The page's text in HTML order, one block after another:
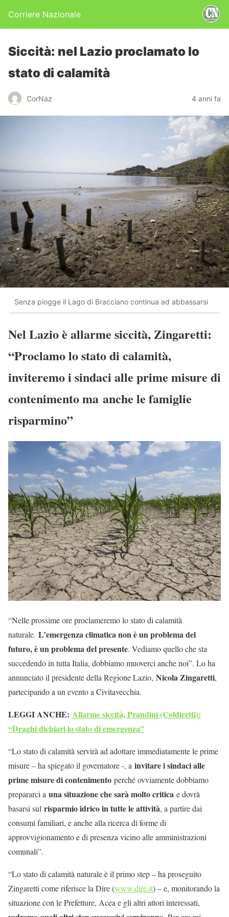
Corriere Nazionale
Siccità: nel Lazio proclamato lo
stato di calamità
CorNaz 4 anni fa
Senza piogge il Lago di Bracciano continua ad abbassarsi
Nel Lazio è allarme siccità, Zingaretti:
“Proclamo lo stato di calamità,
inviteremo i sindaci alle prime misure di
contenimento ma anche le famiglie
risparmino”
“Nelle prossime ore proclameremo lo stato di calamità
naturale. L’emergenza climatica non è un problema del
futuro, è un problema del presente. Vediamo quello che sta
succedendo in tutta Italia, dobbiamo muoverci anche noi”. Lo ha
annunciato il presidente della Regione Lazio, Nicola Zingaretti,
partecipando a un evento a Civitavecchia.
LEGGI ANCHE: Allarme siccità, Prandini (Coldiretti):
“Draghi dichiari lo stato di emergenza”
“Lo stato di calamità servirà ad adottare immediatamente le prime
misure – ha spiegato il governatore -, a invitare i sindaci alle
prime misure di contenimento perché ovviamente dobbiamo
prepararci a una situazione che sarà molto critica e dovrà
basarsi sul risparmio idrico in tutte le attività, a partire dai
consumi familiari, e anche alla ricerca di forme di
approvvigionamento e di presenza vicino alle amministrazioni
comunali”.
“Lo stato di calamità naturale è il primo step – ha proseguito
Zingaretti come riferisce la Dire (www.dire.it) – e, monitorando la
situazione con le Prefetture, Acea e gli altri attori interessati,